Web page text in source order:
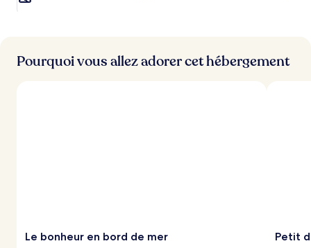
Pourquoi vous allez adorer cet hébergement
Le bonheur en bord de mer Petit